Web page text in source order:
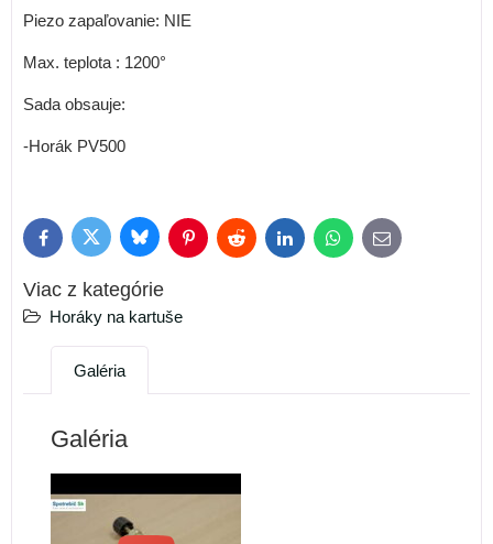
Piezo zapaľovanie: NIE
Max. teplota : 1200°
Sada obsauje:
-Horák PV500
FacebookTwitter BlueskyPinterestReddit LinkedInWhatsApp
E-
mail
Viac z kategórie
Horáky na kartuše
Galéria
Galéria